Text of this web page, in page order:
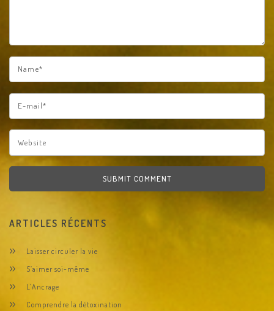
SUBMIT COMMENT
ARTICLES RÉCENTS
Laisser circuler la vie
S’aimer soi-même
L’Ancrage
Comprendre la détoxination